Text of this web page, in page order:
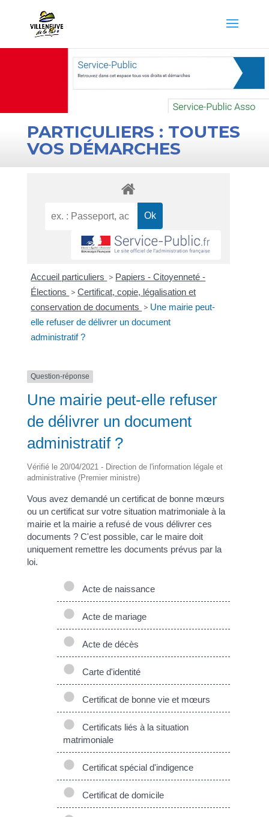
PARTICULIERS : TOUTES
VOS DÉMARCHES
Accueil particuliers > Papiers - Citoyenneté -
Élections > Certificat, copie, légalisation et
conservation de documents > Une mairie peut-
elle refuser de délivrer un document
administratif ?
Question-réponse
Une mairie peut-elle refuser
de délivrer un document
administratif ?
Vérifié le 20/04/2021 - Direction de l'information légale et
administrative (Premier ministre)
Vous avez demandé un certificat de bonne mœurs
ou un certificat sur votre situation matrimoniale à la
mairie et la mairie a refusé de vous délivrer ces
documents ? C'est possible, car le maire doit
uniquement remettre les documents prévus par la
loi.
Acte de naissance
Acte de mariage
Acte de décès
Carte d'identité
Certificat de bonne vie et mœurs
Certificats liés à la situation
matrimoniale
Certificat spécial d'indigence
Certificat de domicile